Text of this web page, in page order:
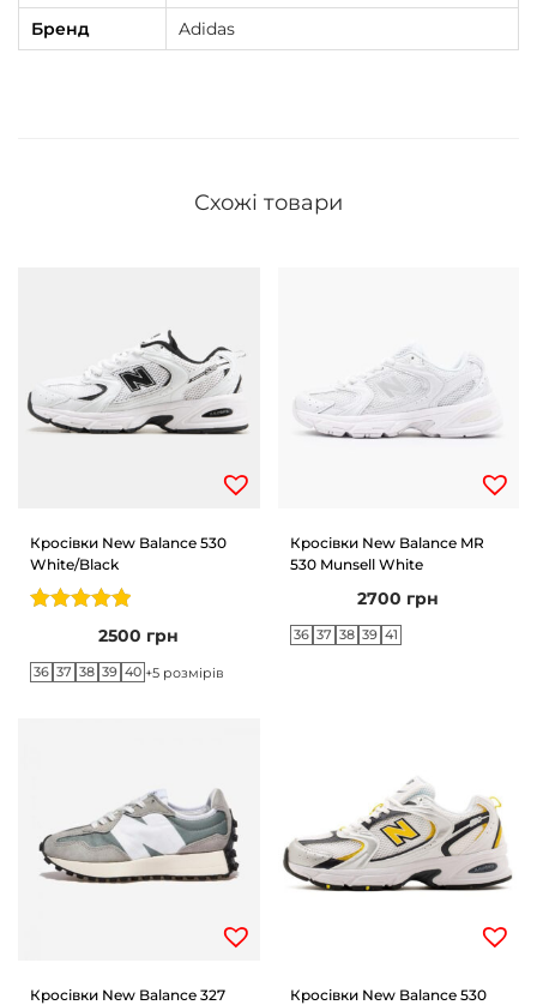
Бренд
Adidas
Схожі товари
Кросівки New Balance 530
White/Black
2500 грн
36 37 38 39 40 +5 розмірів
Кросівки New Balance MR
530 Munsell White
2700 грн
36 37 38 39 41
Кросівки New Balance 327
Кросівки New Balance 530